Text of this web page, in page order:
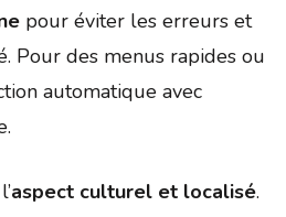
pour éviter les erreurs et
Pour des menus rapides ou
automatique avec
aspect culturel et localisé.